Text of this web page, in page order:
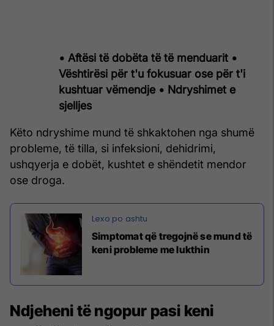
• Aftësi të dobëta të të menduarit •
Vështirësi për t'u fokusuar ose për t'i
kushtuar vëmendje • Ndryshimet e
sjelljes
Këto ndryshime mund të shkaktohen nga shumë
probleme, të tilla, si infeksioni, dehidrimi,
ushqyerja e dobët, kushtet e shëndetit mendor
ose droga.
Simptomat që tregojnë se mund të
keni probleme me lukthin
Ndjeheni të ngopur pasi keni